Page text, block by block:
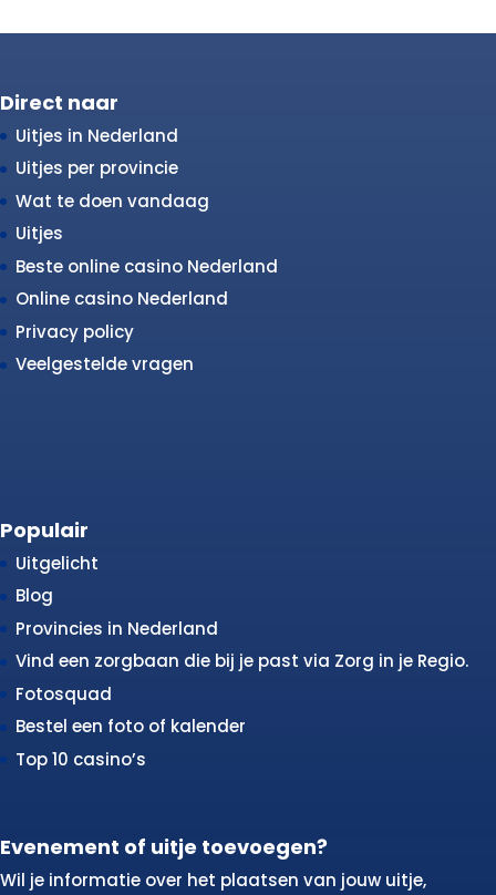
Direct naar
Uitjes in Nederland
Uitjes per provincie
Wat te doen vandaag
Uitjes
Beste online casino Nederland
Online casino Nederland
Privacy policy
Veelgestelde vragen
Populair
Uitgelicht
Blog
Provincies in Nederland
Vind een zorgbaan die bij je past via Zorg in je Regio.
Fotosquad
Bestel een foto of kalender
Top 10 casino’s
Evenement of uitje toevoegen?
Wil je informatie over het plaatsen van jouw uitje,